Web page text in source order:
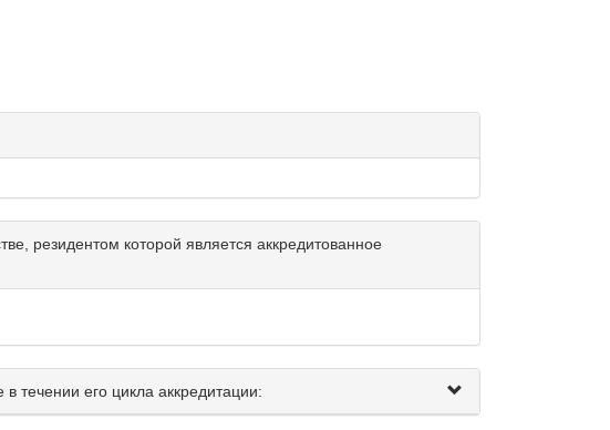
резидентом которой является аккредитованное
течении его цикла аккредитации: